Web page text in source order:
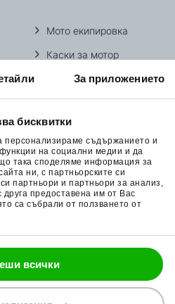
За приложението
бисквитки
персонализираме съдържанието и
на социални медии и да
така споделяме информация за
ни, с партньорските си
партньори и партньори за анализ,
предоставена им от Вас
са събрали от ползването от
всички
Мото екипировка
Каски за мотор
Ботуши за мотор
Гуми за мотор
Очила за мотор
Раници за мотор
Ръкавици за мотор
Части за мотор